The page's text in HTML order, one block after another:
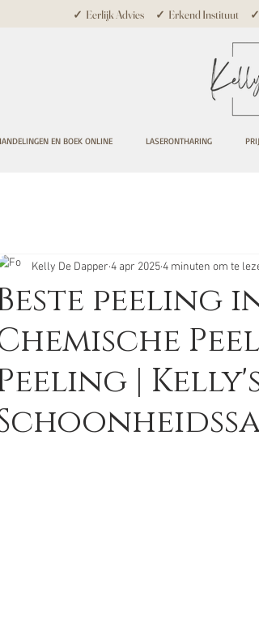
✓ Eerlijk Advies ✓ Erkend Instituut ✓
EN BOEK ONLINE LASERONTHARING
peeling
|
Kelly De Dapper 4 apr 20254 minuten om te